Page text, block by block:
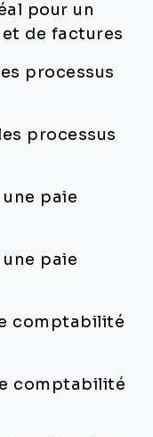
pour un
de factures
processus
processus
une paie
une paie
comptabilité
comptabilité